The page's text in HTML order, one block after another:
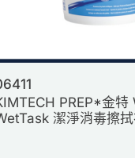
PREP*金特
潔淨消毒擦